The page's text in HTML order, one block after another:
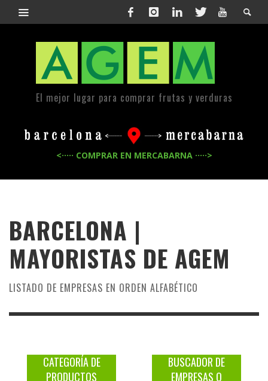
El mejor lugar para comprar frutas y verduras
<····· COMPRAR EN MERCABARNA ·····>
BARCELONA |
MAYORISTAS DE AGEM
LISTADO DE EMPRESAS EN ORDEN ALFABÉTICO
CATEGORÍA DE
PRODUCTOS
BUSCADOR DE
EMPRESAS O